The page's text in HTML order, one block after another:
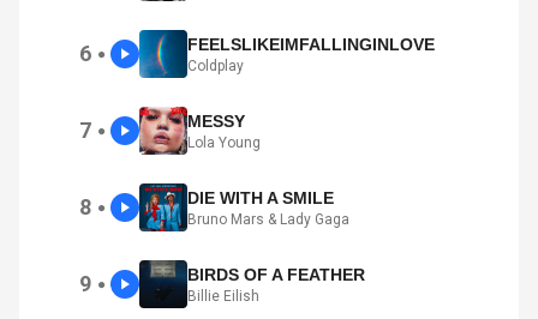
6 ● FEELSLIKEIMFALLINGINLOVE
Coldplay
7 ● MESSY
Lola Young
8 ● DIE WITH A SMILE
Bruno Mars & Lady Gaga
9 ● BIRDS OF A FEATHER
Billie Eilish